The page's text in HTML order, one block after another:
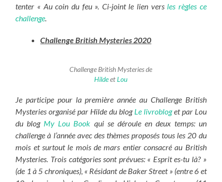
tenter « Au coin du feu ». Ci-joint le lien versles règles ce
challenge.
Challenge British Mysteries 2020
Challenge British Mysteries de
HildeetLou
Je participe pour la première année au Challenge British
Mysteries organisé par Hilde du blog Le livrobloget par Lou
du blog My Lou Book qui se déroule en deux temps: un
challenge à l’année avec des thèmes proposés tous les 20 du
mois et surtout le mois de mars entier consacré au British
Mysteries. Trois catégories sont prévues: « Esprit es-tu là? »
(de 1 à 5 chroniques), « Résidant de Baker Street » (entre 6 et